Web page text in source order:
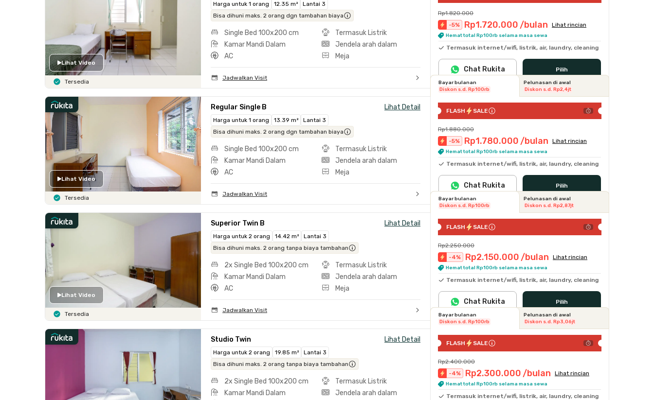
Lihat Video
Tersedia
Harga untuk 1 orang 12.35 m²
Lantai 3
Bisa dihuni maks. 2 orang dgn tambahan biaya
Single Bed 100x200 cm
Termasuk Listrik
Kamar Mandi Dalam
Jendela arah dalam
AC
Meja
Jadwalkan Visit
Rp1.820.000
-5% Rp1.720.000 /bulan Lihat rincian
Hemat total Rp100rb selama masa sewa
Termasuk internet/wifi, listrik, air, laundry, cleaning
Pilih
Chat Rukita
Lihat Video
Tersedia
Regular Single B Lihat Detail
Harga untuk 1 orang 13.39 m²
Lantai 3
Bisa dihuni maks. 2 orang dgn tambahan biaya
Single Bed 100x200 cm
Termasuk Listrik
Kamar Mandi Dalam
Jendela arah dalam
AC
Meja
Jadwalkan Visit
Bayar bulanan
Diskon s.d. Rp100rb
Pelunasan di awal
Diskon s.d. Rp2,4jt
FLASH SALE
Rp1.880.000
-5% Rp1.780.000 /bulan Lihat rincian
Hemat total Rp100rb selama masa sewa
Termasuk internet/wifi, listrik, air, laundry, cleaning
Pilih
Chat Rukita
Lihat Video
Tersedia
Superior Twin B Lihat Detail
Harga untuk 2 orang 14.42 m²
Lantai 3
Bisa dihuni maks. 2 orang tanpa biaya tambahan
2x Single Bed 100x200 cm
Termasuk Listrik
Kamar Mandi Dalam
Jendela arah dalam
AC
Meja
Jadwalkan Visit
Bayar bulanan
Diskon s.d. Rp100rb
Pelunasan di awal
Diskon s.d. Rp2,87jt
FLASH SALE
Rp2.250.000
-4% Rp2.150.000 /bulan Lihat rincian
Hemat total Rp100rb selama masa sewa
Termasuk internet/wifi, listrik, air, laundry, cleaning
Pilih
Chat Rukita
Studio Twin Lihat Detail
Harga untuk 2 orang 19.85 m²
Lantai 3
Bisa dihuni maks. 2 orang tanpa biaya tambahan
2x Single Bed 100x200 cm
Termasuk Listrik
Kamar Mandi Dalam
Jendela arah dalam
Bayar bulanan
Diskon s.d. Rp100rb
Pelunasan di awal
Diskon s.d. Rp3,06jt
FLASH SALE
Rp2.400.000
-4% Rp2.300.000 /bulan Lihat rincian
Hemat total Rp100rb selama masa sewa
Termasuk internet/wifi, listrik, air, laundry, cleaning